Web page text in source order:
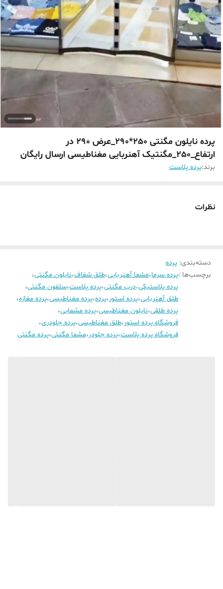
پرده نایلون مگنتی 250*290_عرض 290 در
ارتفاع_250_مگنتیک آهنربایی مغناطیسی ارسال رایگان
برند:پرده پلاست
نظرات
دسته‌بندی: پرده
برچسب‌ها :پرده سرما،مشما آهنربایی،طلق شفاف،نایلون مگنتی،
پرده پلاستیکی،درب مگنتی،پرده پلاست،سلفون مگنتی،
طلق آهنربایی،پرده استور،پرده،پرده مغناطیسی،پرده مغازه،
پرده طلقی،نایلون مغناطیسی،پرده مشمایی،
فروشگاه پرده استور،طلق مغناطیسی،پرده جلودری،
فروشگاه پرده پلاست،پرده جلودر،مشما مگنتی،پرده مگنتی